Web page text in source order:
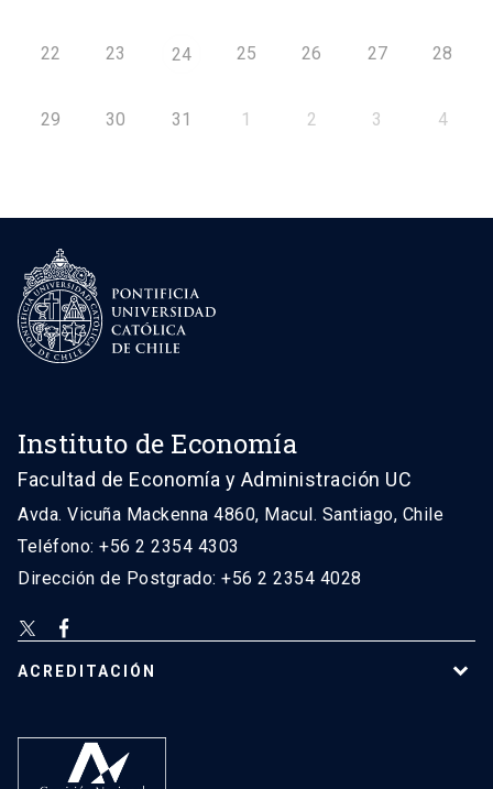
22 23 24 25 26 27 28
29 30 31 1 2 3 4
Instituto de Economía
Facultad de Economía y Administración UC
Avda. Vicuña Mackenna 4860, Macul. Santiago, Chile
Teléfono: +56 2 2354 4303
Dirección de Postgrado: +56 2 2354 4028
ACREDITACIÓN